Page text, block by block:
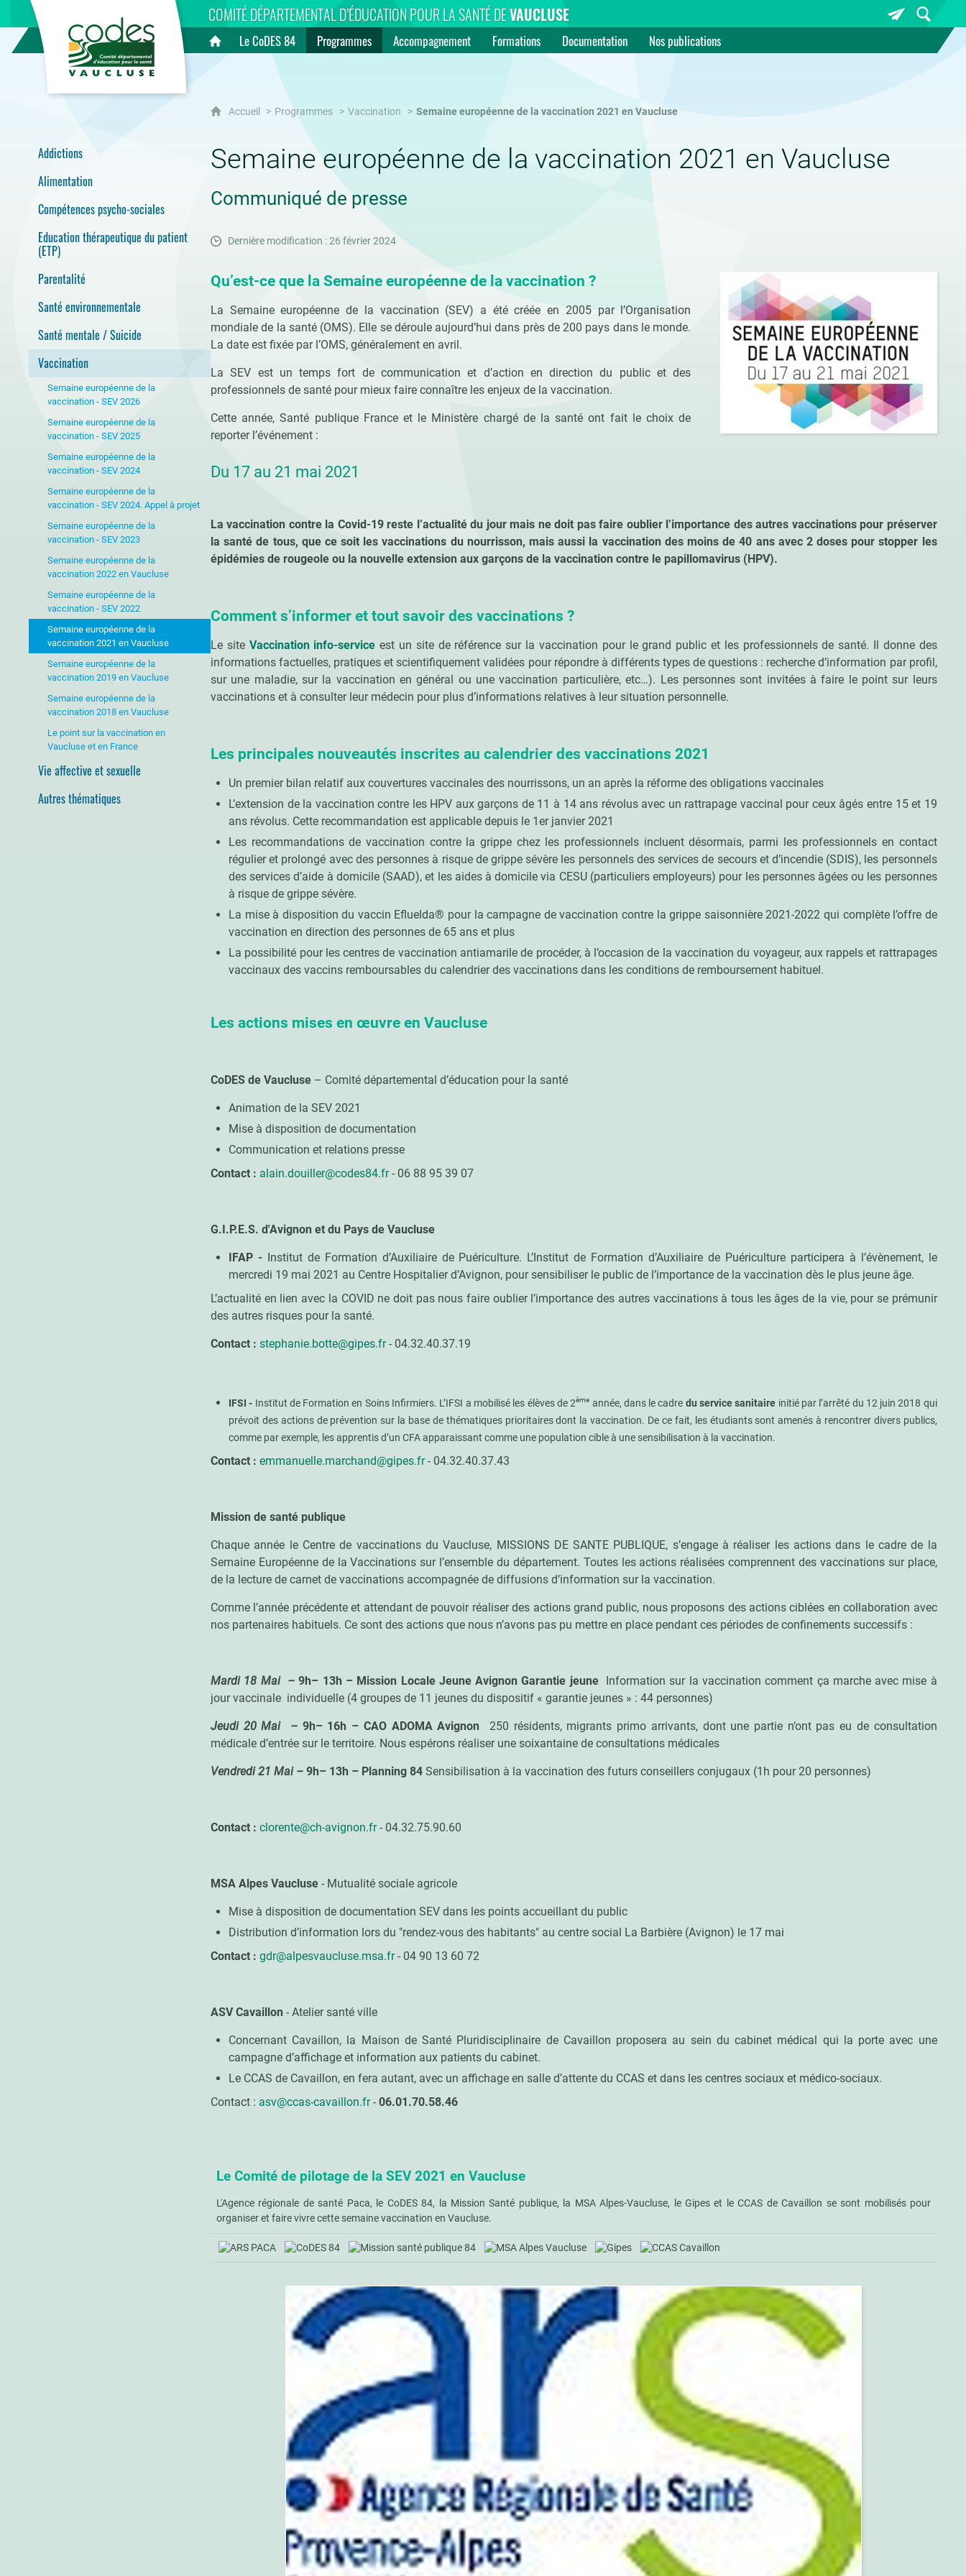
COMITÉ DÉPARTEMENTAL D’ÉDUCATION POUR LA SANTÉ DEVAUCLUSE
Accueil
Le CoDES 84 Programmes Accompagnement Formations Documentation Nos publications
Addictions
Alimentation
Compétences psycho-sociales
Education thérapeutique du patient
(ETP)
Parentalité
Santé environnementale
Santé mentale / Suicide
Vaccination
Semaine européenne de la
vaccination - SEV 2026
Semaine européenne de la
vaccination - SEV 2025
Semaine européenne de la
vaccination - SEV 2024
Semaine européenne de la
vaccination - SEV 2024. Appel à projet
Semaine européenne de la
vaccination - SEV 2023
Semaine européenne de la
vaccination 2022 en Vaucluse
Semaine européenne de la
vaccination - SEV 2022
Semaine européenne de la
vaccination 2021 en Vaucluse
Semaine européenne de la
vaccination 2019 en Vaucluse
Semaine européenne de la
vaccination 2018 en Vaucluse
Le point sur la vaccination en
Vaucluse et en France
Vie affective et sexuelle
Autres thématiques
Accueil Programmes Vaccination Semaine européenne de la vaccination 2021 en Vaucluse
Semaine européenne de la vaccination 2021 en Vaucluse
Communiqué de presse
Dernière modification : 26 février 2024
Qu’est-ce que la Semaine européenne de la vaccination ?
La Semaine européenne de la vaccination (SEV) a été créée en 2005 par l’Organisation
mondiale de la santé (OMS). Elle se déroule aujourd’hui dans près de 200 pays dans le monde.
La date est fixée par l’OMS, généralement en avril.
La SEV est un temps fort de communication et d’action en direction du public et des
professionnels de santé pour mieux faire connaître les enjeux de la vaccination.
Cette année, Santé publique France et le Ministère chargé de la santé ont fait le choix de
reporter l’événement :
Du 17 au 21 mai 2021
La vaccination contre la Covid-19 reste l’actualité du jour mais ne doit pas faire oublier l’importance des autres vaccinations pour préserver
la santé de tous, que ce soit les vaccinations du nourrisson, mais aussi la vaccination des moins de 40 ans avec 2 doses pour stopper les
épidémies de rougeole ou la nouvelle extension aux garçons de la vaccination contre le papillomavirus (HPV).
Comment s’informer et tout savoir des vaccinations ?
Le site Vaccination info-service est un site de référence sur la vaccination pour le grand public et les professionnels de santé. Il donne des
informations factuelles, pratiques et scientifiquement validées pour répondre à différents types de questions : recherche d’information par profil,
sur une maladie, sur la vaccination en général ou une vaccination particulière, etc…). Les personnes sont invitées à faire le point sur leurs
vaccinations et à consulter leur médecin pour plus d’informations relatives à leur situation personnelle.
Les principales nouveautés inscrites au calendrier des vaccinations 2021
Un premier bilan relatif aux couvertures vaccinales des nourrissons, un an après la réforme des obligations vaccinales
L’extension de la vaccination contre les HPV aux garçons de 11 à 14 ans révolus avec un rattrapage vaccinal pour ceux âgés entre 15 et 19
ans révolus. Cette recommandation est applicable depuis le 1er janvier 2021
Les recommandations de vaccination contre la grippe chez les professionnels incluent désormais, parmi les professionnels en contact
régulier et prolongé avec des personnes à risque de grippe sévère les personnels des services de secours et d’incendie (SDIS), les personnels
des services d’aide à domicile (SAAD), et les aides à domicile via CESU (particuliers employeurs) pour les personnes âgées ou les personnes
à risque de grippe sévère.
La mise à disposition du vaccin Efluelda® pour la campagne de vaccination contre la grippe saisonnière 2021-2022 qui complète l’offre de
vaccination en direction des personnes de 65 ans et plus
La possibilité pour les centres de vaccination antiamarile de procéder, à l’occasion de la vaccination du voyageur, aux rappels et rattrapages
vaccinaux des vaccins remboursables du calendrier des vaccinations dans les conditions de remboursement habituel.
Les actions mises en œuvre en Vaucluse
CoDES de Vaucluse – Comité départemental d’éducation pour la santé
Animation de la SEV 2021
Mise à disposition de documentation
Communication et relations presse
Contact : alain.douiller@codes84.fr- 06 88 95 39 07
G.I.P.E.S. d'Avignon et du Pays de Vaucluse
IFAP - Institut de Formation d’Auxiliaire de Puériculture. L’Institut de Formation d’Auxiliaire de Puériculture participera à l’évènement, le
mercredi 19 mai 2021 au Centre Hospitalier d’Avignon, pour sensibiliser le public de l’importance de la vaccination dès le plus jeune âge.
L’actualité en lien avec la COVID ne doit pas nous faire oublier l’importance des autres vaccinations à tous les âges de la vie, pour se prémunir
des autres risques pour la santé.
Contact : stephanie.botte@gipes.fr- 04.32.40.37.19
IFSI - Institut de Formation en Soins Infirmiers. L’IFSI a mobilisé les élèves de 2ème année, dans le cadre du service sanitaire initié par l’arrêté du 12 juin 2018 qui
prévoit des actions de prévention sur la base de thématiques prioritaires dont la vaccination. De ce fait, les étudiants sont amenés à rencontrer divers publics,
comme par exemple, les apprentis d’un CFA apparaissant comme une population cible à une sensibilisation à la vaccination.
Contact : emmanuelle.marchand@gipes.fr- 04.32.40.37.43
Mission de santé publique
Chaque année le Centre de vaccinations du Vaucluse, MISSIONS DE SANTE PUBLIQUE, s’engage à réaliser les actions dans le cadre de la
Semaine Européenne de la Vaccinations sur l’ensemble du département. Toutes les actions réalisées comprennent des vaccinations sur place,
de la lecture de carnet de vaccinations accompagnée de diffusions d’information sur la vaccination.
Comme l’année précédente et attendant de pouvoir réaliser des actions grand public, nous proposons des actions ciblées en collaboration avec
nos partenaires habituels. Ce sont des actions que nous n’avons pas pu mettre en place pendant ces périodes de confinements successifs :
Mardi 18 Mai –9h– 13h – Mission Locale Jeune Avignon Garantie jeune
Information sur la vaccination comment ça marche avec mise à
jour vaccinale individuelle (4 groupes de 11 jeunes du dispositif « garantie jeunes » : 44 personnes)
Jeudi 20 Mai – 9h– 16h – CAO ADOMA Avignon 250 résidents, migrants primo arrivants, dont une partie n’ont pas eu de consultation
médicale d’entrée sur le territoire. Nous espérons réaliser une soixantaine de consultations médicales
Vendredi 21 Mai – 9h– 13h – Planning 84 Sensibilisation à la vaccination des futurs conseillers conjugaux (1h pour 20 personnes)
Contact : clorente@ch-avignon.fr- 04.32.75.90.60
MSA Alpes Vaucluse- Mutualité sociale agricole
Mise à disposition de documentation SEV dans les points accueillant du public
Distribution d’information lors du "rendez-vous des habitants" au centre social La Barbière (Avignon) le 17 mai
Contact : gdr@alpesvaucluse.msa.fr- 04 90 13 60 72
ASV Cavaillon - Atelier santé ville
Concernant Cavaillon, la Maison de Santé Pluridisciplinaire de Cavaillon proposera au sein du cabinet médical qui la porte avec une
campagne d’affichage et information aux patients du cabinet.
Le CCAS de Cavaillon, en fera autant, avec un affichage en salle d’attente du CCAS et dans les centres sociaux et médico-sociaux.
Contact : asv@ccas-cavaillon.fr- 06.01.70.58.46
Le Comité de pilotage de la SEV 2021 en Vaucluse
L'Agence régionale de santé Paca, le CoDES 84, la Mission Santé publique, la MSA Alpes-Vaucluse, le Gipes et le CCAS de Cavaillon se sont mobilisés pour
organiser et faire vivre cette semaine vaccination en Vaucluse.